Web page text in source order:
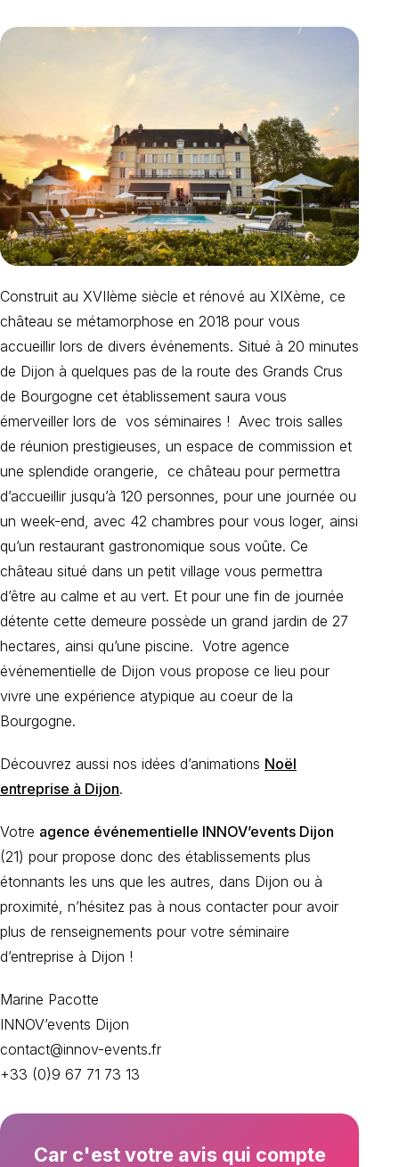
Construit au XVIIème siècle et rénové au XIXème, ce
château se métamorphose en 2018 pour vous
accueillir lors de divers événements. Situé à 20 minutes
de Dijon à quelques pas de la route des Grands Crus
de Bourgogne cet établissement saura vous
émerveiller lors de vos séminaires ! Avec trois salles
de réunion prestigieuses, un espace de commission et
une splendide orangerie, ce château pour permettra
d’accueillir jusqu’à 120 personnes, pour une journée ou
un week-end, avec 42 chambres pour vous loger, ainsi
qu’un restaurant gastronomique sous voûte. Ce
château situé dans un petit village vous permettra
d’être au calme et au vert. Et pour une fin de journée
détente cette demeure possède un grand jardin de 27
hectares, ainsi qu’une piscine. Votre agence
événementielle de Dijon vous propose ce lieu pour
vivre une expérience atypique au coeur de la
Bourgogne.
Découvrez aussi nos idées d’animations Noël
entreprise à Dijon.
Votre agence événementielle INNOV’events Dijon
(21) pour propose donc des établissements plus
étonnants les uns que les autres, dans Dijon ou à
proximité, n’hésitez pas à nous contacter pour avoir
plus de renseignements pour votre séminaire
d’entreprise à Dijon !
Marine Pacotte
INNOV’events Dijon
contact@innov-events.fr
+33 (0)9 67 71 73 13
Car c'est votre avis qui compte